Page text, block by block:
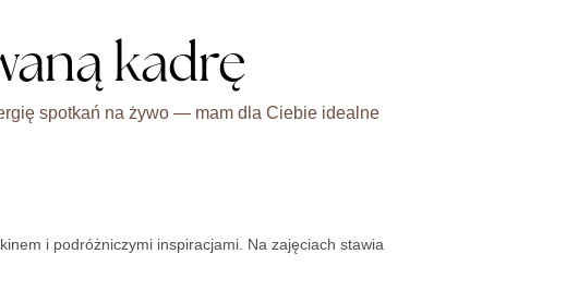
kadrę
spotkań na żywo — mam dla Ciebie idealne
i podróżniczymi inspiracjami. Na zajęciach stawia